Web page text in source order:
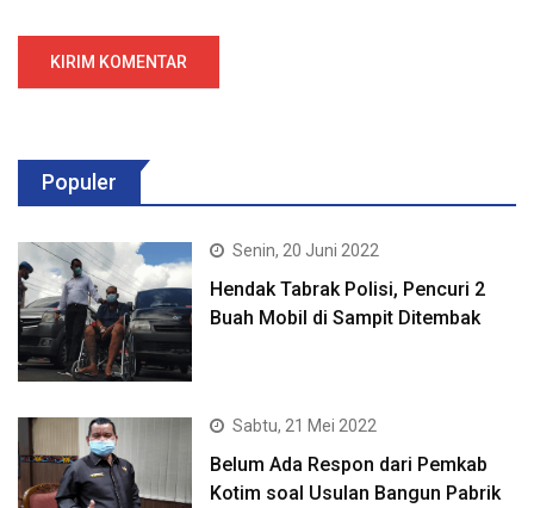
Populer
Senin, 20 Juni 2022
Hendak Tabrak Polisi, Pencuri 2
Buah Mobil di Sampit Ditembak
Sabtu, 21 Mei 2022
Belum Ada Respon dari Pemkab
Kotim soal Usulan Bangun Pabrik